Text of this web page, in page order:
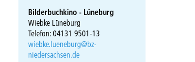
Bilderbuchkino - Lüneburg
Wiebke Lüneburg
Telefon: 04131 9501-13
wiebke.lueneburg@bz-
niedersachsen.de